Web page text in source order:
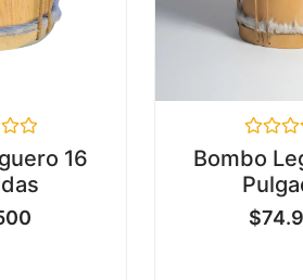
16
Valorado
en
0
5
Bombo
$